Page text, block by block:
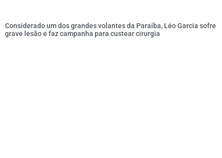
Considerado um dos grandes volantes da Paraíba, Léo Garcia sofre
grave lesão e faz campanha para custear cirurgia